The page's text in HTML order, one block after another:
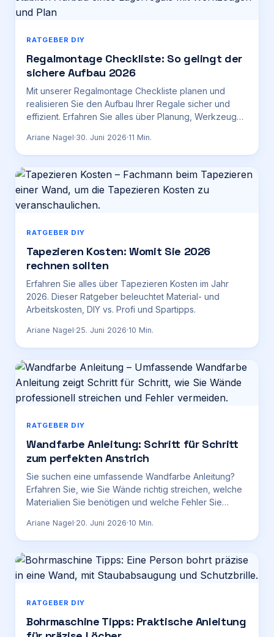
RATGEBER DIY
Regalmontage Checkliste: So gelingt der
sichere Aufbau 2026
Mit unserer Regalmontage Checkliste planen und
realisieren Sie den Aufbau Ihrer Regale sicher und
effizient. Erfahren Sie alles über Planung, Werkzeuge
Ariane Nagel·30. Juni 2026·11 Min.
RATGEBER DIY
Tapezieren Kosten: Womit Sie 2026
rechnen sollten
Erfahren Sie alles über Tapezieren Kosten im Jahr
2026. Dieser Ratgeber beleuchtet Material- und
Arbeitskosten, DIY vs. Profi und Spartipps.
Ariane Nagel·25. Juni 2026·10 Min.
RATGEBER DIY
Wandfarbe Anleitung: Schritt für Schritt
zum perfekten Anstrich
Sie suchen eine umfassende Wandfarbe Anleitung?
Erfahren Sie, wie Sie Wände richtig streichen, welche
Materialien Sie benötigen und welche Fehler Sie
Ariane Nagel·20. Juni 2026·10 Min.
RATGEBER DIY
Bohrmaschine Tipps: Praktische Anleitung